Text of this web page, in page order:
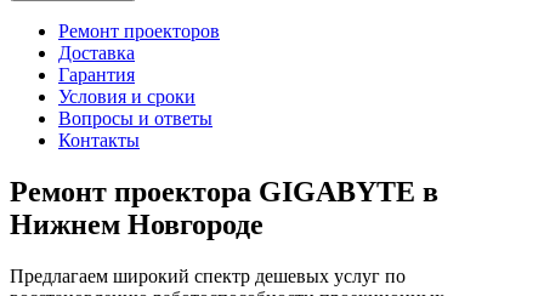
Ремонт проекторов
Доставка
Гарантия
Условия и сроки
Вопросы и ответы
Контакты
Ремонт проектора GIGABYTE в
Нижнем Новгороде
Предлагаем широкий спектр дешевых услуг по